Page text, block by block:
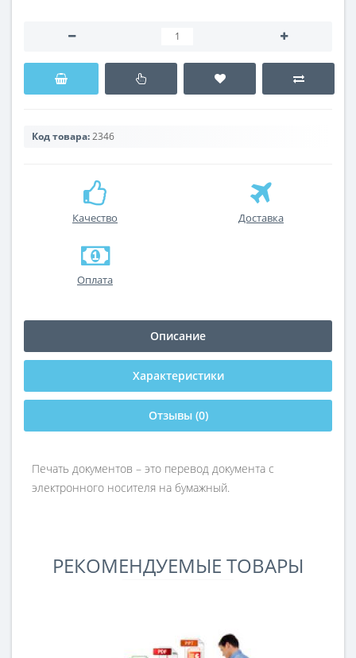
Код товара:2346
Качество Доставка
Оплата
Описание
Характеристики
Отзывы (0)
Печать документов – это перевод документа с
электронного носителя на бумажный.
РЕКОМЕНДУЕМЫЕ ТОВАРЫ